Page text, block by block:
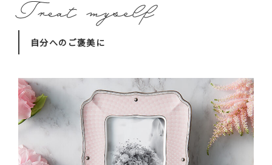
自分へのご褒美に